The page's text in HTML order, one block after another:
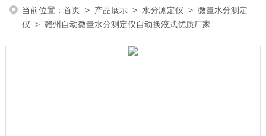
当前位置：首页 > 产品展示 > 水分测定仪 >微量水分测定
仪 > 赣州自动微量水分测定仪自动换液式优质厂家